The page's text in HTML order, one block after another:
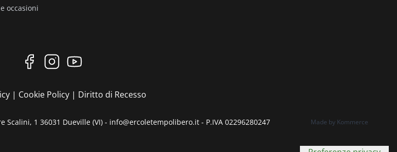
occasioni
| Cookie Policy | Diritto di Recesso
Scalini, 1 36031 Dueville (VI) - info@ercoletempolibero.it - P.IVA 02296280247 Made by Kommerce